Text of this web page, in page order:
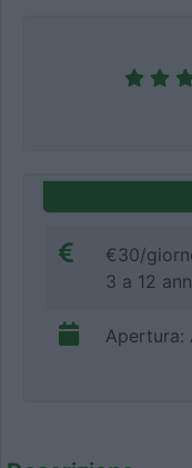
€30/
3 a 12
Apertura: